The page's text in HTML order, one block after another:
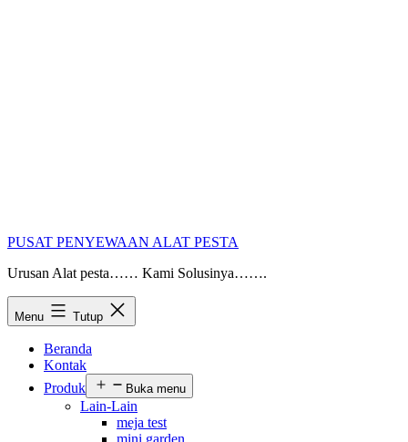
PUSAT PENYEWAAN ALAT PESTA
Urusan Alat pesta…… Kami Solusinya…….
Menu Tutup
Beranda
Kontak
Produk
Buka menu
Lain-Lain
meja test
mini garden